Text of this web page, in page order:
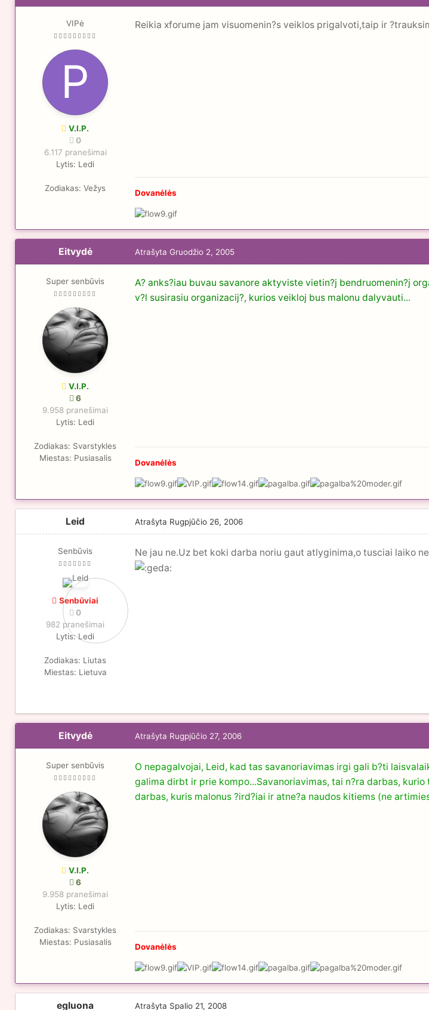
VIPė
V.I.P.
0
6.117 pranešimai
Lytis: Ledi
Zodiakas: Vežys
Reikia xforume jam visuomenin?s veiklos prigalvoti,taip ir
Dovanėlės
Eitvydė
Super senbūvis
V.I.P.
6
9.958 pranešimai
Lytis: Ledi
Zodiakas: Svarstykles
Miestas: Pusiasalis
Atrašyta Gruodžio 2, 2005
A? anks?iau buvau savanore aktyviste vietin?j bendruomenin?j
v?l susirasiu organizacij?, kurios veikloj bus malonu dalyvauti...
Dovanėlės
Leid
Senbūvis
Senbūviai
0
982 pranešimai
Lytis: Ledi
Zodiakas: Liutas
Miestas: Lietuva
Atrašyta Rugpjūčio 26, 2006
Ne jau ne.Uz bet koki darba noriu gaut atlyginima,o tusciai laiko
Eitvydė
Super senbūvis
V.I.P.
6
9.958 pranešimai
Lytis: Ledi
Zodiakas: Svarstykles
Miestas: Pusiasalis
Atrašyta Rugpjūčio 27, 2006
O nepagalvojai, Leid, kad tas savanoriavimas irgi gali b?ti
galima dirbt ir prie kompo...Savanoriavimas, tai n?ra darbas,
darbas, kuris malonus ?ird?iai ir atne?a naudos kitiems (ne
Dovanėlės
egluona Atrašyta Spalio 21, 2008